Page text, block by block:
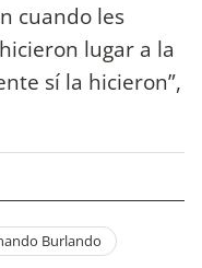
cuando les
lugar a la
sí la hicieron”,
Burlando